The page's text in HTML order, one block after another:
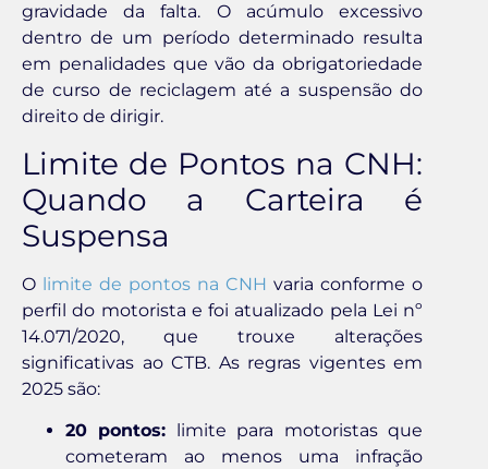
gravidade da falta. O acúmulo excessivo
dentro de um período determinado resulta
em penalidades que vão da obrigatoriedade
de curso de reciclagem até a suspensão do
direito de dirigir.
Limite de Pontos na CNH:
Quando a Carteira é
Suspensa
O limite de pontos na CNH varia conforme o
perfil do motorista e foi atualizado pela Lei nº
14.071/2020, que trouxe alterações
significativas ao CTB. As regras vigentes em
2025 são:
20 pontos: limite para motoristas que
cometeram ao menos uma infração